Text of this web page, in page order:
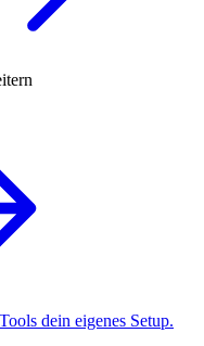
dein eigenes Setup.